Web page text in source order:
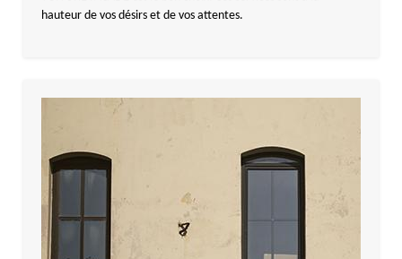
hauteur de vos désirs et de vos attentes.